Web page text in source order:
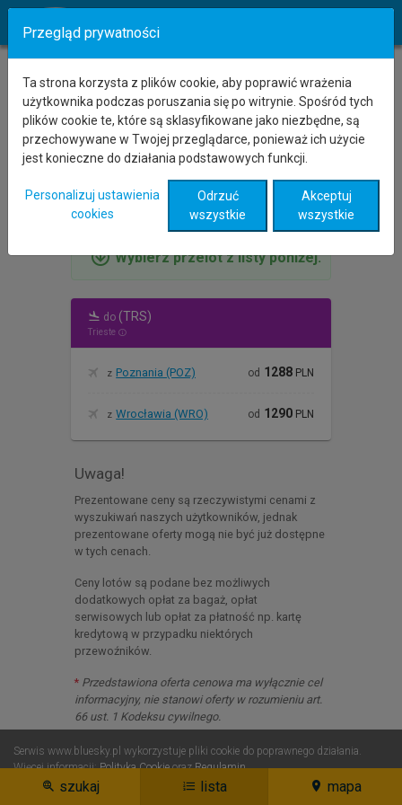
Tanie loty z dowolne miejsce
do Triestu (Wlochy).
Tanie loty z dowolne miejsce do Triestu
(Wlochy) są możliwe od 1288PLN.
Korzystając z poniższej listy lub mapy
możesz określić kraj, z którego lot będzie w
najniższej cenie.
Wybierz przelot z listy poniżej.
do (TRS)
Trieste
z Poznania (POZ) od 1288 PLN
z Wrocławia (WRO) od 1290 PLN
Uwaga!
Prezentowane ceny są rzeczywistymi cenami z
wyszukiwań naszych użytkowników, jednak
prezentowane oferty mogą nie być już dostępne
w tych cenach.
Ceny lotów są podane bez możliwych
dodatkowych opłat za bagaż, opłat
serwisowych lub opłat za płatność np. kartę
kredytową w przypadku niektórych
przewoźników.
* Przedstawiona oferta cenowa ma wyłącznie cel
informacyjny, nie stanowi oferty w rozumieniu art.
66 ust. 1 Kodeksu cywilnego.
szukaj lista mapa
Serwis www.bluesky.pl wykorzystuje pliki cookie do poprawnego działania.
Więcej informacji:Polityka CookieorazRegulamin.
Szczegóły i ustawienia plików cookie
Przegląd prywatności
Ta strona korzysta z plików cookie, aby poprawić wrażenia
użytkownika podczas poruszania się po witrynie. Spośród tych
plików cookie te, które są sklasyfikowane jako niezbędne, są
przechowywane w Twojej przeglądarce, ponieważ ich użycie
jest konieczne do działania podstawowych funkcji.
Personalizuj ustawienia
cookies
Odrzuć
wszystkie
Akceptuj
wszystkie